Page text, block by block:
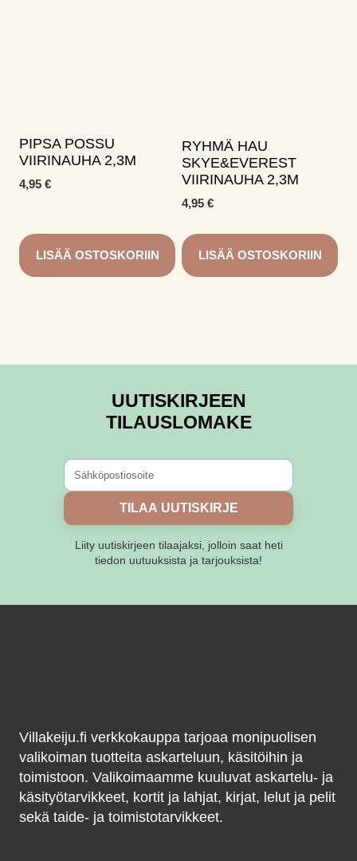
PIPSA POSSU
VIIRINAUHA 2,3M
4,95 €
LISÄÄ OSTOSKORIIN
RYHMÄ HAU
SKYE&EVEREST
VIIRINAUHA 2,3M
4,95 €
LISÄÄ OSTOSKORIIN
UUTISKIRJEEN
TILAUSLOMAKE
TILAA UUTISKIRJE
Liity uutiskirjeen tilaajaksi, jolloin saat heti
tiedon uutuuksista ja tarjouksista!
Villakeiju.fi verkkokauppa tarjoaa monipuolisen
valikoiman tuotteita askarteluun, käsitöihin ja
toimistoon. Valikoimaamme kuuluvat askartelu- ja
käsityötarvikkeet, kortit ja lahjat, kirjat, lelut ja pelit
sekä taide- ja toimistotarvikkeet.